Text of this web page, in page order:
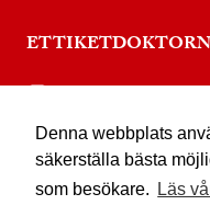
Denna webbplats
säkerställa bästa
som besökare.
Läs
facebook.com/
youtube.com/